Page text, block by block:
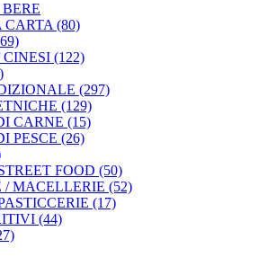
CARTA (80)
CINESI (122)
(297)
(129)
CARNE (15)
PESCE (26)
FOOD (50)
/ MACELLERIE (52)
(17)
(44)